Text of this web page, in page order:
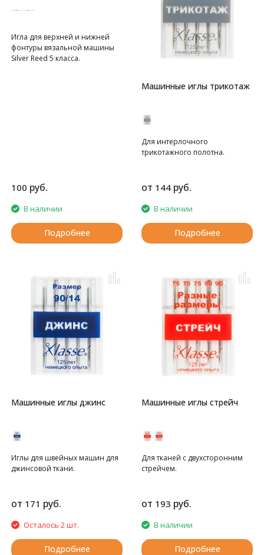
Игла для верхней и нижней
фонтуры вязальной машины
Silver Reed 5 класса.
100 руб.
В наличии
Подробнее
Машинные иглы трикотаж
Для интерлочного
трикотажного полотна.
от 144 руб.
В наличии
Подробнее
Машинные иглы джинс
Иглы для швейных машин для
джинсовой ткани.
от 171 руб.
Осталось 2 шт.
Подробнее
Машинные иглы стрейч
Для тканей с двухсторонним
стрейчем.
от 193 руб.
В наличии
Подробнее